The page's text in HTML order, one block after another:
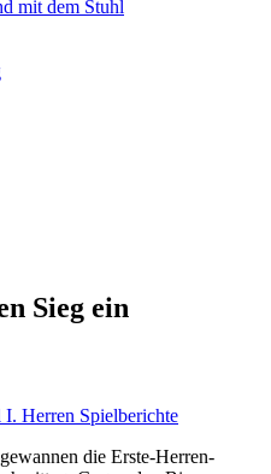
mit dem Stuhl
Sieg ein
I. Herren Spielberichte
die Erste-Herren-